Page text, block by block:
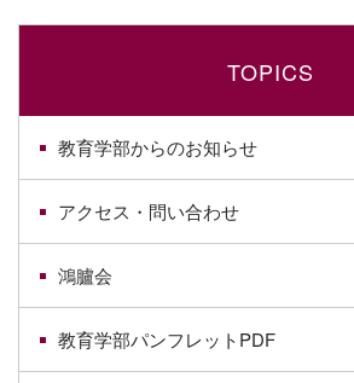
TOPICS
教育学部からのお知らせ
アクセス・問い合わせ
鴻臚会
教育学部パンフレットPDF